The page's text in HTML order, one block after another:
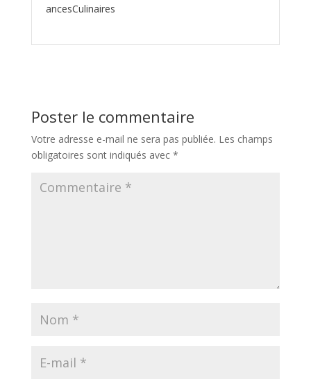
ancesCulinaires
Poster le commentaire
Votre adresse e-mail ne sera pas publiée. Les champs
obligatoires sont indiqués avec *